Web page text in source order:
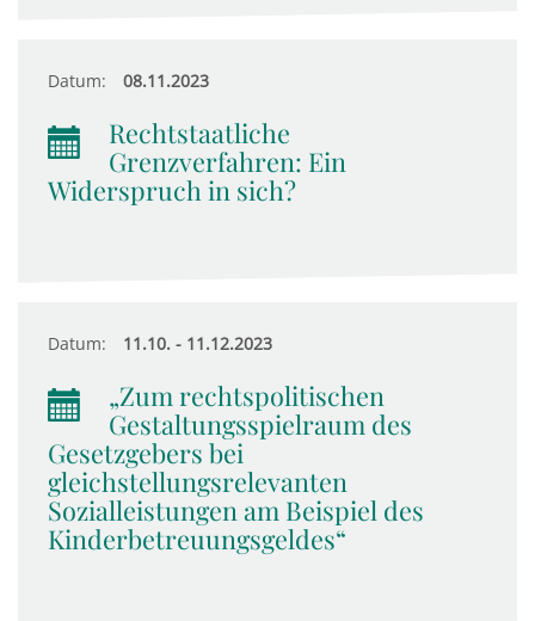
Datum: 08.11.2023
Rechtstaatliche
Grenzverfahren: Ein
Widerspruch in sich?
Datum: 11.10. - 11.12.2023
„Zum rechtspolitischen
Gestaltungsspielraum des
Gesetzgebers bei
gleichstellungsrelevanten
Sozialleistungen am Beispiel des
Kinderbetreuungsgeldes“